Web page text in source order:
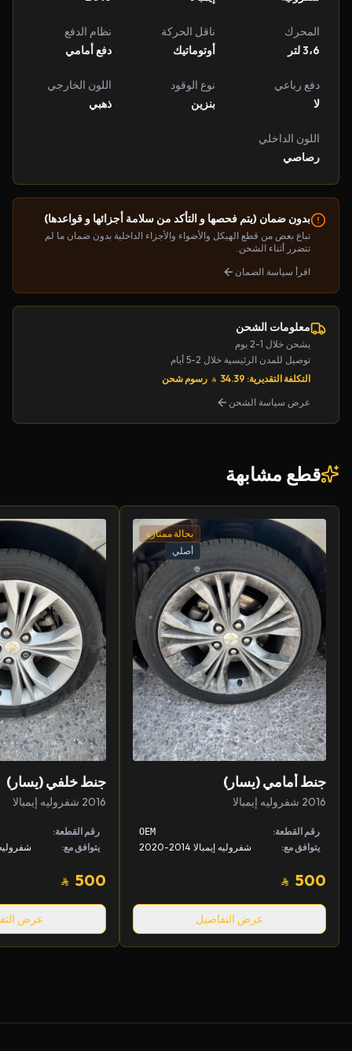
المحرك
3،6 لتر
ناقل الحركة
أوتوماتيك
نظام الدفع
دفع أمامي
دفع رباعي
لا
نوع الوقود
بنزين
اللون الخارجي
ذهبي
اللون الداخلي
رصاصي
بدون ضمان (يتم فحصها و التأكد من سلامة أجزائها و قواعدها)
تباع بعض من قطع الهيكل والأضواء والأجزاء الداخلية بدون ضمان ما لم
تتضرر أثناء الشحن.
اقرأ سياسة الضمان
معلومات الشحن
يشحن خلال 1-2 يوم
توصيل للمدن الرئيسية خلال 2-5 أيام
التكلفة التقديرية: 34.39
رسوم شحن
عرض سياسة الشحن
قطع مشابهة
بحالة ممتازة
أصلي
جنط أمامي (يسار)
2016 شفروليه إيمبالا
رقم القطعة: OEM
يتوافق مع: شفروليه إيمبالا 2014-2020
500
عرض التفاصيل
جنط خلفي (يسار)
2016 شفروليه إيمبالا
رقم القطعة:
يتوافق مع:
شفروليه
500
عرض